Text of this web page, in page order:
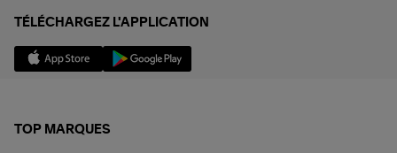
TÉLÉCHARGEZ L'APPLICATION
TOP MARQUES